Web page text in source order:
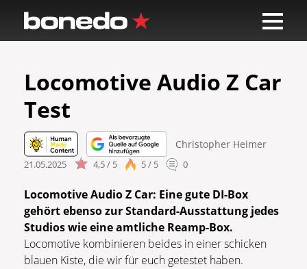
Locomotive Audio Z Car
Test
Christopher Heimer
21.05.2025 4,5 / 5 5 / 5 0
Locomotive Audio Z Car: Eine gute DI-Box
gehört ebenso zur Standard-Ausstattung jedes
Studios wie eine amtliche Reamp-Box.
Locomotive kombinieren beides in einer schicken
blauen Kiste, die wir für euch getestet haben.